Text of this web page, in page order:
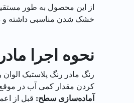
از این محصول به طور
خشک شدن مناسبی داشته و
نحوه اجرا مادر
کردن مقدار کمی آب در موقع
آماده‌سازی سطح: قبل از